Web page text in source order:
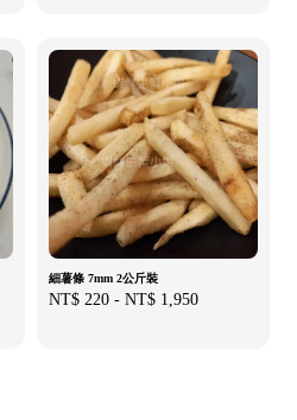
細薯條 7mm 2公斤裝
Regular
NT$ 220 - NT$ 1,950